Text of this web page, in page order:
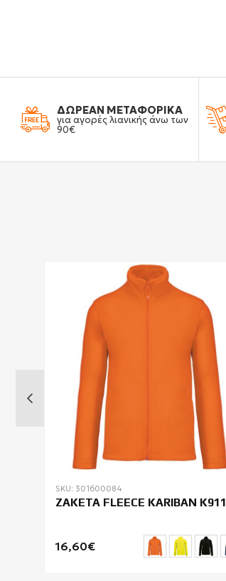
ΔΩΡΕΑΝ ΜΕΤΑΦΟΡΙΚΑ
για αγορές λιανικής άνω των
90€
SKU: 301600084
ΖΑΚΕΤΑ FLEECE KARIBAN K911
16,60€